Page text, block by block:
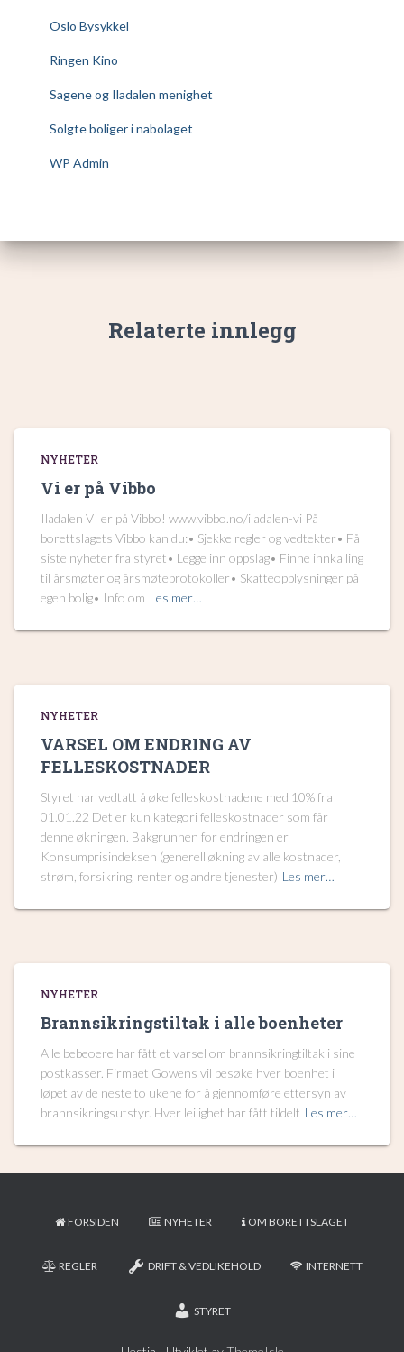
Oslo Bysykkel
Ringen Kino
Sagene og Iladalen menighet
Solgte boliger i nabolaget
WP Admin
Relaterte innlegg
NYHETER
Vi er på Vibbo
Iladalen VI er på Vibbo! www.vibbo.no/iladalen-vi På
borettslagets Vibbo kan du:• Sjekke regler og vedtekter• Få
siste nyheter fra styret• Legge inn oppslag• Finne innkalling
til årsmøter og årsmøteprotokoller• Skatteopplysninger på
egen bolig• Info om Les mer…
NYHETER
VARSEL OM ENDRING AV
FELLESKOSTNADER
Styret har vedtatt å øke felleskostnadene med 10% fra
01.01.22 Det er kun kategori felleskostnader som får
denne økningen. Bakgrunnen for endringen er
Konsumprisindeksen (generell økning av alle kostnader,
strøm, forsikring, renter og andre tjenester) Les mer…
NYHETER
Brannsikringstiltak i alle boenheter
Alle bebeoere har fått et varsel om brannsikringtiltak i sine
postkasser. Firmaet Gowens vil besøke hver boenhet i
løpet av de neste to ukene for å gjennomføre ettersyn av
brannsikringsutstyr. Hver leilighet har fått tildelt Les mer…
FORSIDEN NYHETER OM BORETTSLAGET
REGLER DRIFT & VEDLIKEHOLD INTERNETT
STYRET